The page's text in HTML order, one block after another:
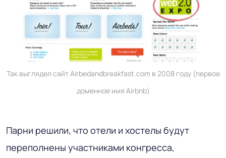
Так выглядел сайт Airbedandbreakfast.com в 2008 году (первое
доменное имя Airbnb)
Парни решили, что отели и хостелы будут
переполнены участниками конгресса,